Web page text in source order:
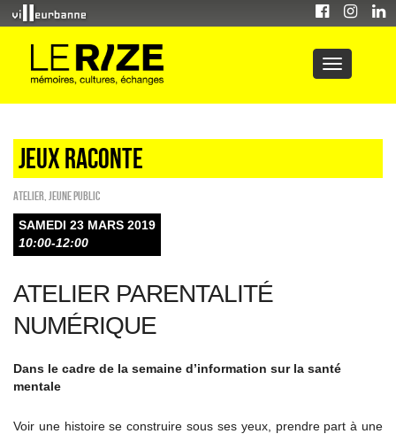
Jeux raconte
Atelier Jeune public
SAMEDI 23 MARS 2019
10:00-12:00
ATELIER PARENTALITÉ
NUMÉRIQUE
Dans le cadre de la semaine d’information sur la santé
mentale
Voir une histoire se construire sous ses yeux, prendre part à une